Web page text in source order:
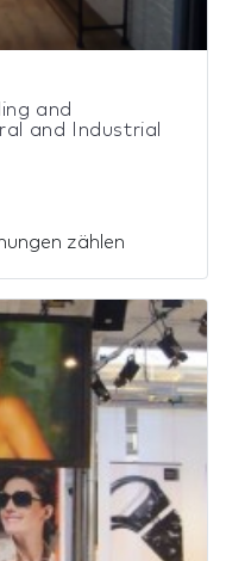
and
and Industrial
zählen